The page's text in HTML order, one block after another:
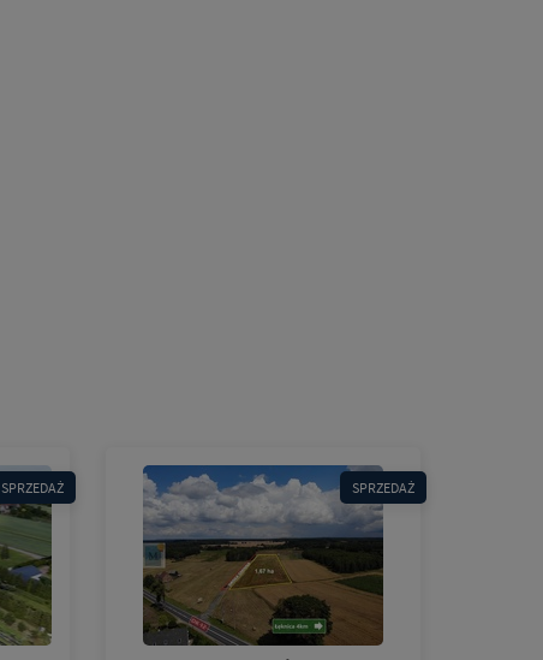
SPRZEDAŻ SPRZEDAŻ